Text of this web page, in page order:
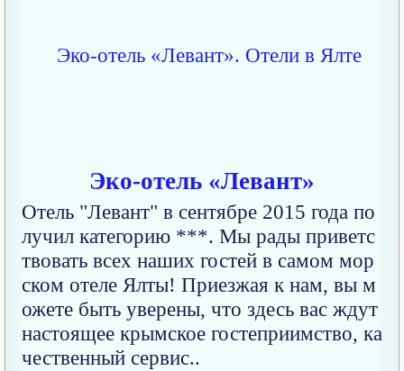
Эко-отель «Левант»
Отель "Левант" в сентябре 2015 года по
лучил категорию ***. Мы рады приветс
твовать всех наших гостей в самом мор
ском отеле Ялты! Приезжая к нам, вы м
ожете быть уверены, что здесь вас ждут
настоящее крымское гостеприимство, ка
чественный сервис..